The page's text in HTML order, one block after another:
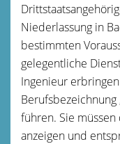
Niederlassung in
bestimmten
gelegentliche
Ingenieur
Berufsbezeichnung
führen. Sie
anzeigen und